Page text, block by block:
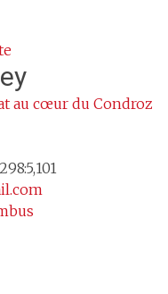
au cœur du Condroz